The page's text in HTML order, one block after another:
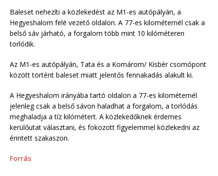
Baleset nehezíti a közlekedést az M1-es autópályán, a
Hegyeshalom felé vezető oldalon. A 77-es kilométernél csak a
belső sáv járható, a forgalom több mint 10 kilóméteren
torlódik.
Az M1-es autópályán, Tata és a Komárom/ Kisbér csomópont
között történt baleset miatt jelentős fennakadás alakult ki.
A Hegyeshalom irányába tartó oldalon a 77-es kilométernél
jelenleg csak a belső sávon haladhat a forgalom, a torlódás
meghaladja a tíz kilómétert. A közlekedőknek érdemes
kerülőutat választani, és fokozott figyelemmel közlekedni az
érintett szakaszon.
Forrás